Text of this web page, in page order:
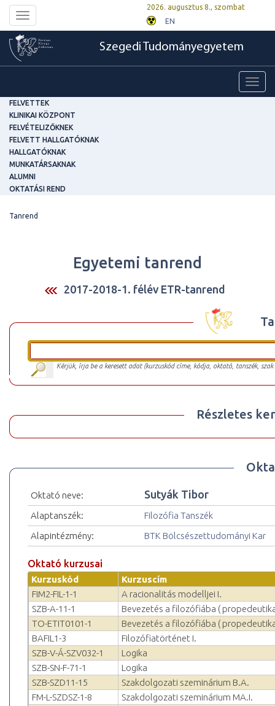
Toggle
navigation
2026. augusztus 8., szombat
EN
Szegedi Tudományegyetem
FELVETTEK
KLINIKAI KÖZPONT
FELVÉTELIZŐKNEK
FELVETT HALLGATÓKNAK
HALLGATÓKNAK
MUNKATÁRSAKNAK
ALUMNI
OKTATÁSI REND
Tanrend
Egyetemi tanrend
2017-2018-1. félév ETR-tanrend
Kérjük, írja be a keresett adat (kurzuskód címe, kódja, oktató, tanszék,
Részletes
Oktató neve: Sutyák Tibor
Alaptanszék:
Filozófia Tanszék
Alapintézmény:
BTK Bölcsészettudományi Kar
Oktató kurzusai
Kurzuskód
Kurzuscím
FIM2-FIL-1-1
A racionalitás modelljei I.
SZB-A-11-1
Bevezetés a filozófiába (
TO-ETIT0101-1
Bevezetés a filozófiába (
BAFIL1-3
Filozófiatörténet I.
SZB-V-Á-SZV032-1
Logika
SZB-SN-F-71-1
Logika
SZB-SZD11-15
Szakdolgozati szeminárium B.A.
FM-L-SZDSZ-1-8
Szakdolgozati szeminárium MA.I.